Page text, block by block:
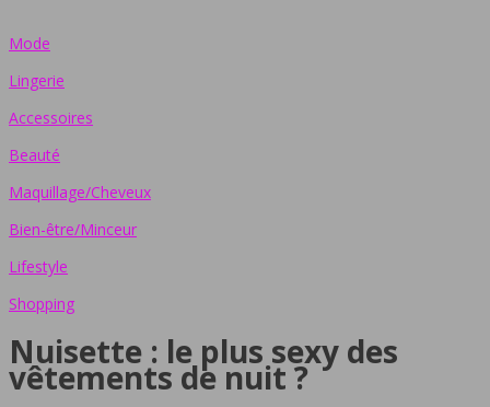
Mode
Lingerie
Accessoires
Beauté
Maquillage/Cheveux
Bien-être/Minceur
Lifestyle
Shopping
Nuisette : le plus sexy des
vêtements de nuit ?